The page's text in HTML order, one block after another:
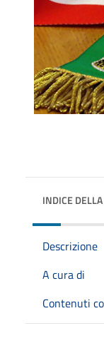
INDICE
Descrizione
A cura di
Contenuti